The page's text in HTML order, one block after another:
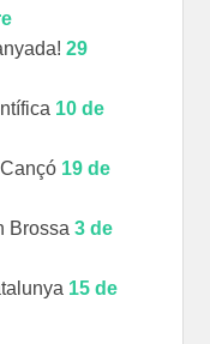
29
10 de
19 de
Brossa3 de
15 de